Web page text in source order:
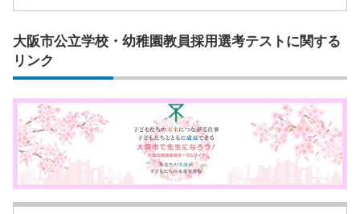
大阪市公立学校・幼稚園教員採用選考テストに関する
リンク